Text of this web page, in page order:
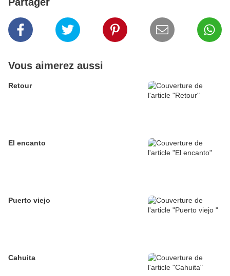
Vous aimerez aussi
Retour
El encanto
Puerto viejo
Cahuita